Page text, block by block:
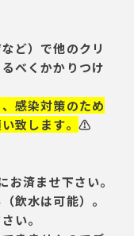
ど）で他のクリ
べくかかりつけ
感染対策のため
致します。 ⚠️
済ませ下さい。
飲水は可能）。
い。